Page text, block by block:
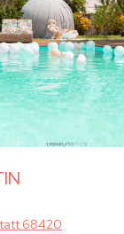
68420